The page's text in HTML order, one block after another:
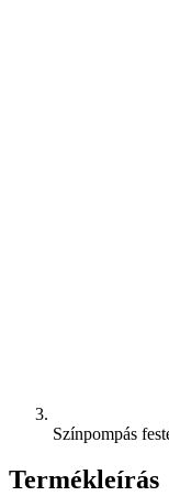
Színpompás
Termékleírás